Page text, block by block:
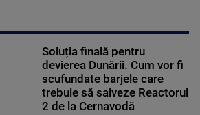
Soluția finală pentru
devierea Dunării. Cum vor fi
scufundate barjele care
trebuie să salveze Reactorul
2 de la Cernavodă